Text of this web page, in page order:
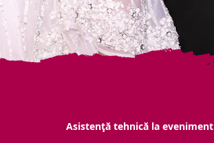
Asistență tehnică la eveniment